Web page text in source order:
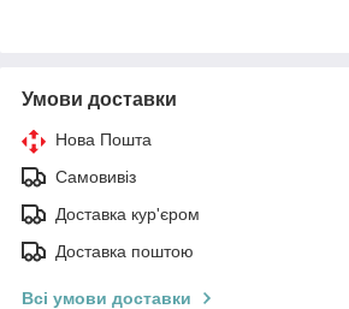
Умови доставки
Нова Пошта
Самовивіз
Доставка кур'єром
Доставка поштою
Всі умови доставки